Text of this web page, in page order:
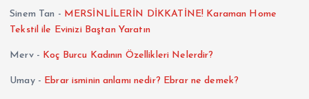
Sinem Tan - MERSİNLİLERİN DİKKATİNE! Karaman Home
Tekstil ile Evinizi Baştan Yaratın
Merv- Koç Burcu Kadının Özellikleri Nelerdir?
Umay- Ebrar isminin anlamı nedir? Ebrar ne demek?